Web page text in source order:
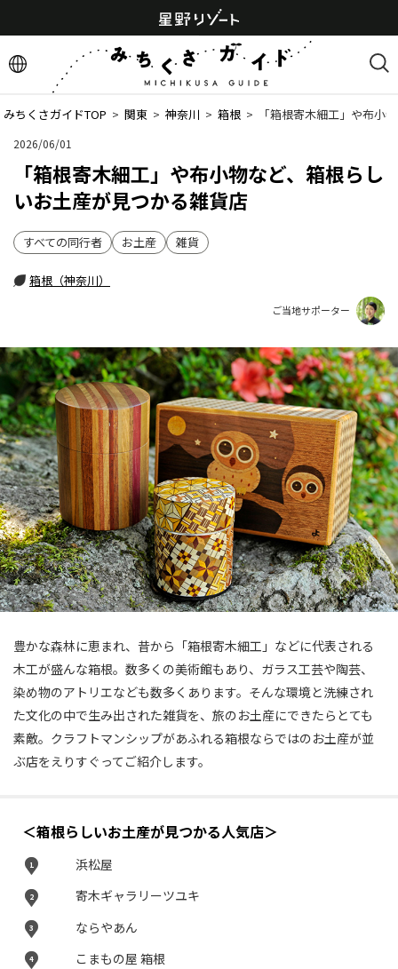
みちくさガイドTOP > 関東 > 神奈川 > 箱根 > 「箱根寄木細工」や布小
2026/06/01
「箱根寄木細工」や布小物など、箱根らし
いお土産が見つかる雑貨店
すべての同行者 お土産 雑貨
箱根（神奈川）
ご当地サポーター
豊かな森林に恵まれ、昔から「箱根寄木細工」などに代表される
木工が盛んな箱根。数多くの美術館もあり、ガラス工芸や陶芸、
染め物のアトリエなども数多くあります。そんな環境と洗練され
た文化の中で生み出された雑貨を、旅のお土産にできたらとても
素敵。クラフトマンシップがあふれる箱根ならではのお土産が並
ぶ店をえりすぐってご紹介します。
＜箱根らしいお土産が見つかる人気店＞
1 浜松屋
2 寄木ギャラリーツユキ
3 ならやあん
4 こまもの屋 箱根